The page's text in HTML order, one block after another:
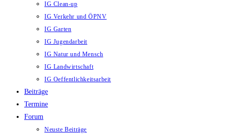
IG Clean-up
IG Verkehr und ÖPNV
IG Garten
IG Jugendarbeit
IG Natur und Mensch
IG Landwirtschaft
IG Oeffentlichkeitsarbeit
Beiträge
Termine
Forum
Neuste Beiträge